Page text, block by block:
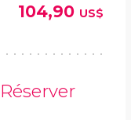
104,90 US$
Réserver